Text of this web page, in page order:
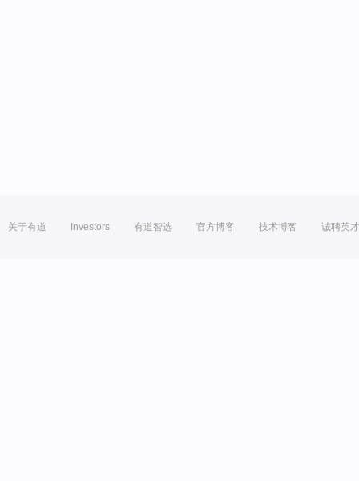
关于有道 Investors 有道智选 官方博客 技术博客 诚聘英才